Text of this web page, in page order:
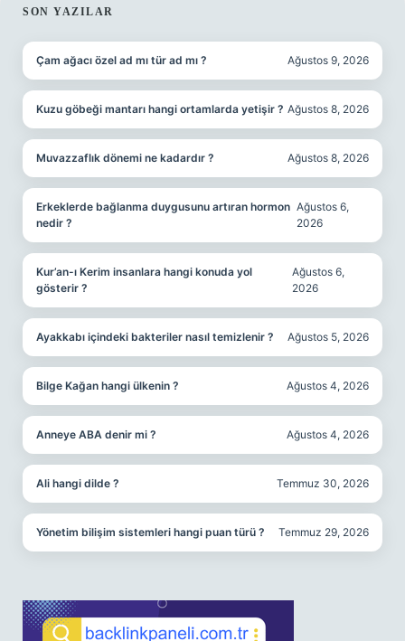
SIDEBAR
SON YAZILAR
Çam ağacı özel ad mı tür ad mı ? Ağustos 9, 2026
Kuzu göbeği mantarı hangi ortamlarda yetişir ? Ağustos 8, 2026
Muvazzaflık dönemi ne kadardır ? Ağustos 8, 2026
Erkeklerde bağlanma duygusunu artıran hormon
nedir ?
Ağustos 6,
2026
Kur’an-ı Kerim insanlara hangi konuda yol
gösterir ?
Ağustos 6,
2026
Ayakkabı içindeki bakteriler nasıl temizlenir ? Ağustos 5, 2026
Bilge Kağan hangi ülkenin ? Ağustos 4, 2026
Anneye ABA denir mi ? Ağustos 4, 2026
Ali hangi dilde ? Temmuz 30, 2026
Yönetim bilişim sistemleri hangi puan türü ? Temmuz 29, 2026